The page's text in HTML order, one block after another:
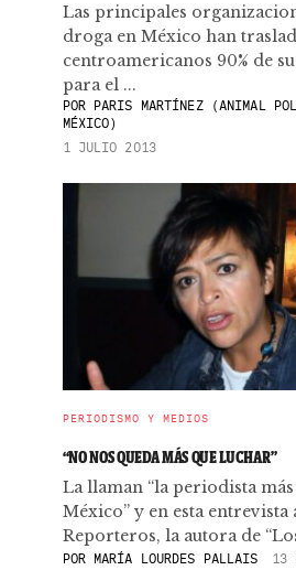
Las principales
droga en México han
centroamericanos 90% de
para el ...
PORPARIS MARTÍNEZ (ANIMAL
MÉXICO)
1 JULIO 2013
PERIODISMO Y MEDIOS
“NO NOS QUEDA MÁS QUE LUCHAR”
La llaman “la periodista
México” y en esta entrevista
Reporteros, la autora de
PORMARÍA LOURDES PALLAIS 13